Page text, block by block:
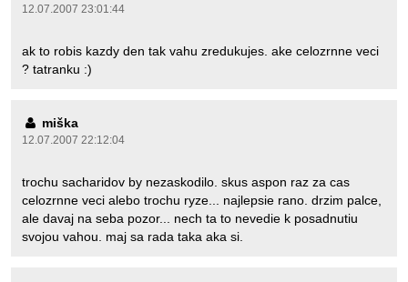
12.07.2007 23:01:44
ak to robis kazdy den tak vahu zredukujes. ake celozrnne veci
? tatranku :)
miška
12.07.2007 22:12:04
trochu sacharidov by nezaskodilo. skus aspon raz za cas
celozrnne veci alebo trochu ryze... najlepsie rano. drzim palce,
ale davaj na seba pozor... nech ta to nevedie k posadnutiu
svojou vahou. maj sa rada taka aka si.